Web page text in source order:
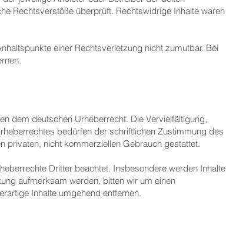
Rechtsverstöße überprüft. Rechtswidrige Inhalte waren
einer Rechtsverletzung nicht zumutbar. Bei
dem deutschen Urheberrecht. Die Vervielfältigung,
bedürfen der schriftlichen Zustimmung des
privaten, nicht kommerziellen Gebrauch gestattet.
Dritter beachtet. Insbesondere werden Inhalte
aufmerksam werden, bitten wir um einen
Inhalte umgehend entfernen.